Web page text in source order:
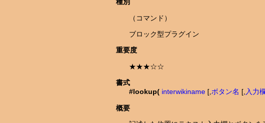
種別
（コマンド）
ブロック型プラグイン
重要度
★★★☆☆
書式
#lookup( interwikiname[,ボタン名 [,入力
概要